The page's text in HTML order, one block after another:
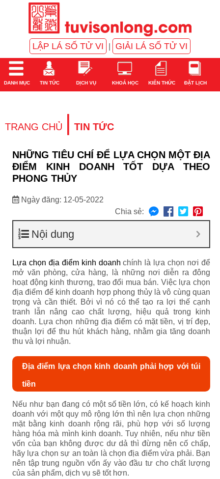
LẬP LÁ SỐ TỬ VI GIẢI LÁ SỐ TỬ VI
DANH MỤC TIN TỨC DỊCH VỤ KHOÁ HỌC KIẾN THỨC ĐẶT LỊCH
TRANG CHỦ | TIN TỨC
NHỮNG TIÊU CHÍ ĐỂ LỰA CHỌN MỘT ĐỊA
ĐIỂM KINH DOANH TỐT DỰA THEO
PHONG THỦY
Ngày đăng: 12-05-2022
Chia sẻ:
Nội dung
Lựa chọn địa điểm kinh doanh chính là lựa chọn nơi để
mở văn phòng, cửa hàng, là những nơi diễn ra đông
hoạt động kinh thương, trao đổi mua bán. Việc lựa chọn
địa điểm để kinh doanh hợp phong thủy là vô cùng quan
trọng và cần thiết. Bởi vì nó có thể tạo ra lợi thế cạnh
tranh lẫn nâng cao chất lượng, hiệu quả trong kinh
doanh. Lựa chọn những địa điểm có mặt tiền, vị trí đẹp,
thuận lợi để thu hút khách hàng, nhằm gia tăng doanh
thu và lợi nhuận.
Địa điểm lựa chọn kinh doanh phải hợp với túi
tiền
Nếu như bạn đang có một số tiền lớn, có kế hoạch kinh
doanh với một quy mô rộng lớn thì nên lựa chọn những
mặt bằng kinh doanh rộng rãi, phù hợp với số lượng
hàng hóa mà mình kinh doanh. Tuy nhiên, nếu như tiền
vốn của bạn không được dư dả thì đừng nên cố chấp,
hãy lựa chọn sự an toàn là chọn địa điểm vừa phải. Bạn
nên tập trung nguồn vốn ấy vào đầu tư cho chất lượng
của sản phẩm, dịch vụ sẽ tốt hơn.